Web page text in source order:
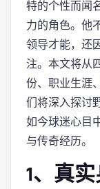
特的个性而闻
力的角色。他
领导才能，还
注。本文将从
份、职业生涯
们将深入探讨
如今球迷心目
与传奇经历。
1、真